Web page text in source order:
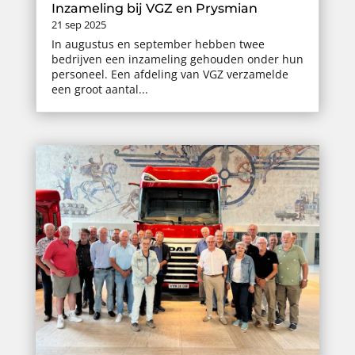
Inzameling bij VGZ en Prysmian
21 sep 2025
In augustus en september hebben twee
bedrijven een inzameling gehouden onder hun
personeel. Een afdeling van VGZ verzamelde
een groot aantal...